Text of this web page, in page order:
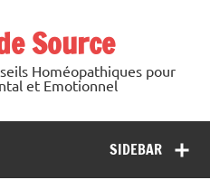
Source
Homéopathiques pour
et Emotionnel
SIDEBAR